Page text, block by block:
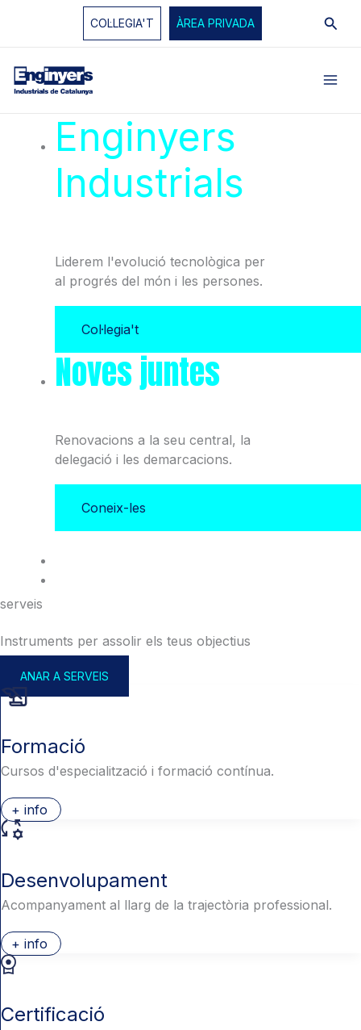
COL·LEGIA'T ÀREA PRIVADA
Enginyers
Industrials
Liderem l'evolució tecnològica per
al progrés del món i les persones.
Col·legia't
Noves juntes
Renovacions a la seu central, la
delegació i les demarcacions.
Coneix-les
serveis
Instruments per assolir els teus objectius
ANAR A SERVEIS
Formació
Cursos d'especialització i formació contínua.
+ info
Desenvolupament
Acompanyament al llarg de la trajectòria professional.
+ info
Certificació